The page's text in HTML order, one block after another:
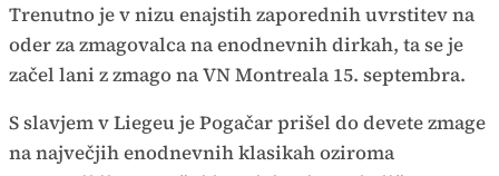
Trenutno je v nizu enajstih zaporednih uvrstitev na
oder za zmagovalca na enodnevnih dirkah, ta se je
začel lani z zmago na VN Montreala 15. septembra.
S slavjem v Liegeu je Pogačar prišel do devete zmage
na največjih enodnevnih klasikah oziroma